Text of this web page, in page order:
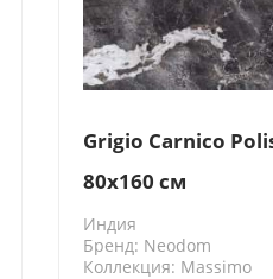
Grigio Carnico
80x160 см
Индия
Бренд: Neodom
Коллекция: Massimo